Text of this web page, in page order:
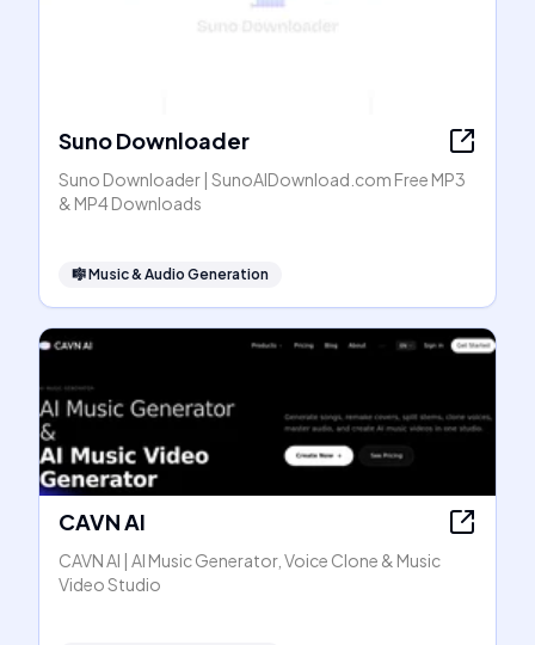
Suno Downloader
Suno Downloader | SunoAIDownload.com Free MP3
& MP4 Downloads
🎼Music & Audio Generation
CAVN AI
CAVN AI | AI Music Generator, Voice Clone & Music
Video Studio